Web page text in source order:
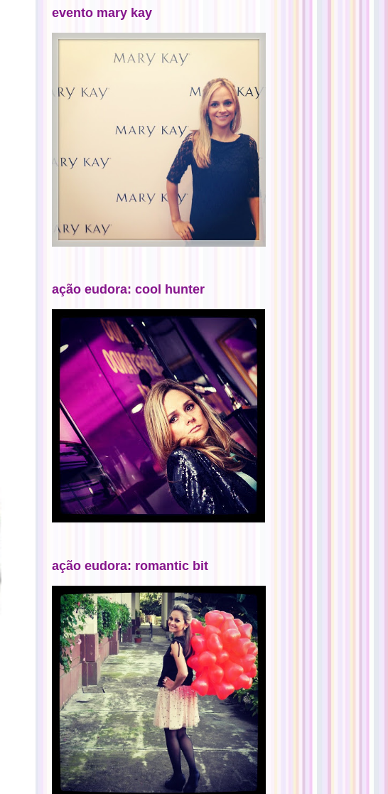
evento mary kay
ação eudora: cool hunter
ação eudora: romantic bit